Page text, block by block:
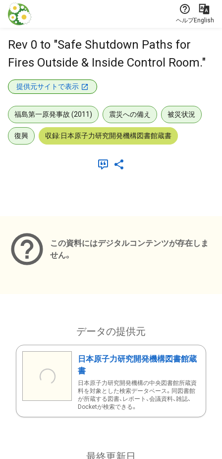
本文に飛ぶ
ヘルプEnglish
Rev 0 to "Safe Shutdown Paths for
Fires Outside & Inside Control Room."
提供元サイトで表示
福島第一原発事故 (2011) 震災への備え 被災状況
復興 収録:日本原子力研究開発機構図書館蔵書
この資料にはデジタルコンテンツが存在しま
せん。
データの提供元
日本原子力研究開発機構図書館蔵
書
日本原子力研究開発機構の中央図書館所蔵資
料を対象とした検索データベース。同図書館
が所蔵する図書、レポート、会議資料、雑誌、
Docketが検索できる。
最終更新日